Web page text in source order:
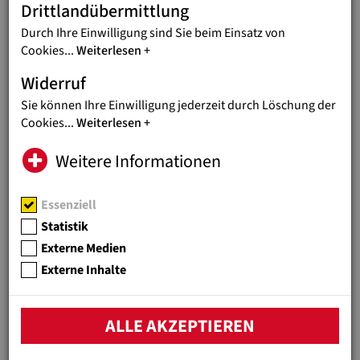
ADJUMANI, UGANDA
Deine Spende für Menschen in
Uganda!
WEITERE INFOS UND TIPPS
FÜR IHRE
SPENDENSAMMLUNG
Je klarer Sie Ihren Spendenaufruf formulieren, desto
besser stehen die Chancen für rege Beteiligung.
WhatsApp, oder in den Sozialen Medien.
Auf Ihre Aktion kann per Online-Formular gespendet
werden. Gerne aber auch per Überweisung, geben Sie dazu
Drittlandübermittlung
Durch Ihre Einwilligung sind Sie beim Einsatz von
Cookies...Weiterlesen
Widerruf
Sie können Ihre Einwilligung jederzeit durch Löschung der
Cookies...Weiterlesen
Weitere Informationen
Essenziell
Statistik
Externe Medien
Externe Inhalte
ALLE AKZEPTIEREN